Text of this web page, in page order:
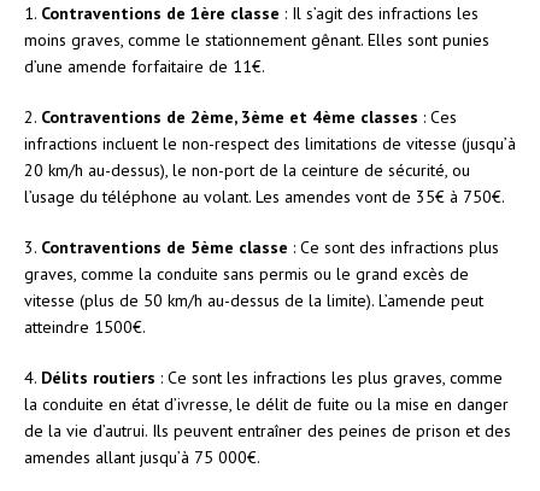
1. Contraventions de 1ère classe : Il s’agit des infractions les
moins graves, comme le stationnement gênant. Elles sont punies
d’une amende forfaitaire de 11€.
2. Contraventions de 2ème, 3ème et 4ème classes : Ces
infractions incluent le non-respect des limitations de vitesse (jusqu’à
20 km/h au-dessus), le non-port de la ceinture de sécurité, ou
l’usage du téléphone au volant. Les amendes vont de 35€ à 750€.
3. Contraventions de 5ème classe : Ce sont des infractions plus
graves, comme la conduite sans permis ou le grand excès de
vitesse (plus de 50 km/h au-dessus de la limite). L’amende peut
atteindre 1500€.
4. Délits routiers : Ce sont les infractions les plus graves, comme
la conduite en état d’ivresse, le délit de fuite ou la mise en danger
de la vie d’autrui. Ils peuvent entraîner des peines de prison et des
amendes allant jusqu’à 75 000€.